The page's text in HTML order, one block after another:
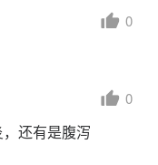
0
0
还有是腹泻